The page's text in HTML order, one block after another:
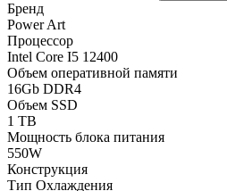
Бренд
Power Art
Процессор
Intel Core I5 12400
Объем оперативной памяти
16Gb DDR4
Объем SSD
1 TB
Мощность блока питания
550W
Конструкция
Тип Охлаждения